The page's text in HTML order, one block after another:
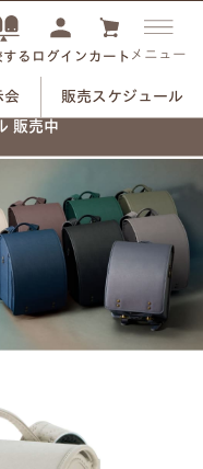
する ログイン カート メニュー
販売スケジュール
会
販売中